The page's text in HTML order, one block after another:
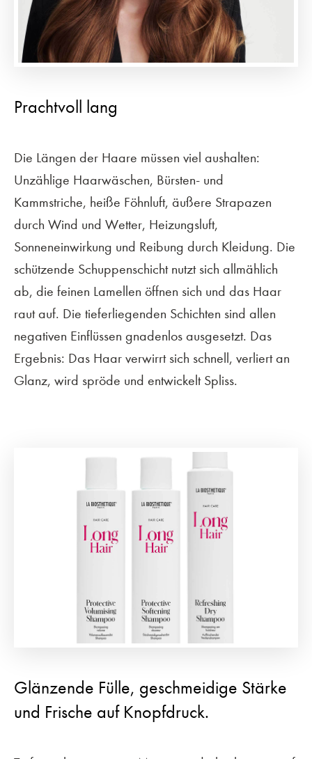
Prachtvoll lang
Die Längen der Haare müssen viel aushalten:
Unzählige Haarwäschen, Bürsten- und
Kammstriche, heiße Föhnluft, äußere Strapazen
durch Wind und Wetter, Heizungsluft,
Sonneneinwirkung und Reibung durch Kleidung. Die
schützende Schuppenschicht nutzt sich allmählich
ab, die feinen Lamellen öffnen sich und das Haar
raut auf. Die tieferliegenden Schichten sind allen
negativen Einflüssen gnadenlos ausgesetzt. Das
Ergebnis: Das Haar verwirrt sich schnell, verliert an
Glanz, wird spröde und entwickelt Spliss.
Glänzende Fülle, geschmeidige Stärke
und Frische auf Knopfdruck.